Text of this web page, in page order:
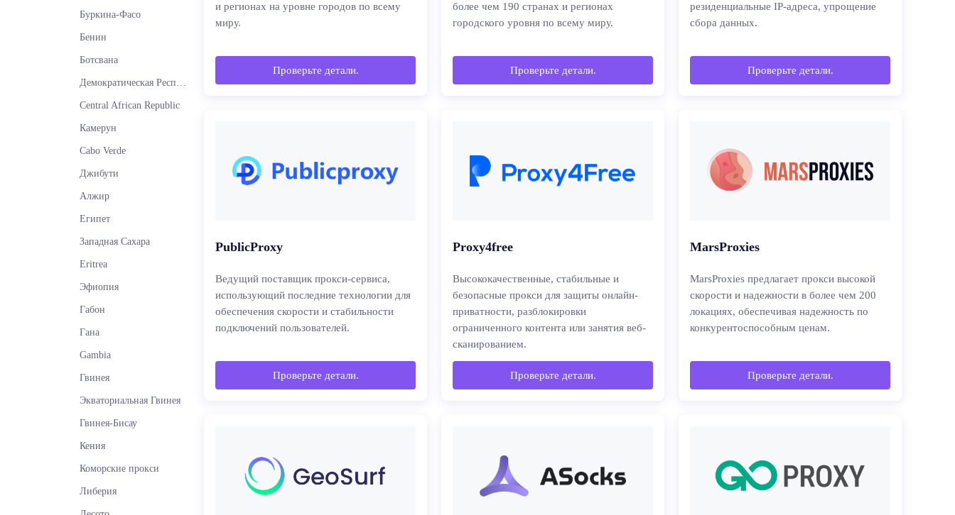
Буркина-Фасо
Бенин
Ботсвана
Демократическая Республика Конго
Central African Republic
Камерун
Cabo Verde
Джибути
Алжир
Египет
Западная Сахара
Eritrea
Эфиопия
Габон
Гана
Gambia
Гвинея
Экваториальная Гвинея
Гвинея-Бисау
Кения
Коморские прокси
Либерия
и регионах на уровне городов по всему
миру.
Проверьте детали.
более чем 190 странах и регионах
городского уровня по всему миру.
Проверьте детали.
резиденциальные IP-адреса, упрощение
сбора данных.
Проверьте детали.
PublicProxy
Ведущий поставщик прокси-сервиса,
использующий последние технологии для
обеспечения скорости и стабильности
подключений пользователей.
Проверьте детали.
Proxy4free
Высококачественные, стабильные и
безопасные прокси для защиты онлайн-
приватности, разблокировки
ограниченного контента или занятия веб-
сканированием.
Проверьте детали.
MarsProxies
MarsProxies предлагает прокси высокой
скорости и надежности в более чем 200
локациях, обеспечивая надежность по
конкурентоспособным ценам.
Проверьте детали.